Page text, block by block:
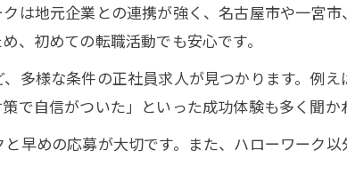
職種とポイント
人の見極め方
フバランス
は地元企業との連携が強く、名古屋市や一宮
、初めての転職活動でも安心です。
多様な条件の正社員求人が見つかります。例え
で自信がついた」といった成功体験も多く聞か
早めの応募が大切です。また、ハローワーク